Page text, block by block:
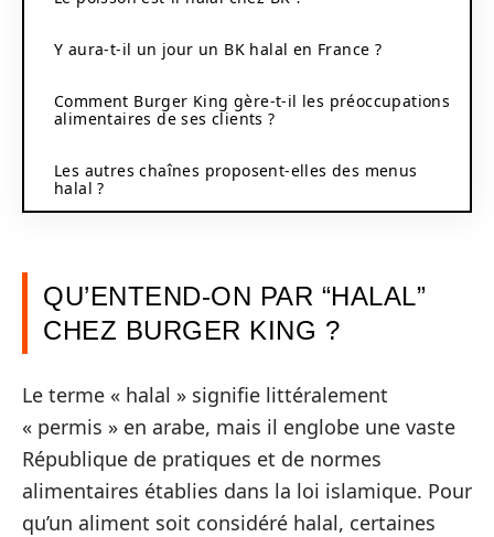
Y aura-t-il un jour un BK halal en France ?
Comment Burger King gère-t-il les préoccupations
alimentaires de ses clients ?
Les autres chaînes proposent-elles des menus
halal ?
QU’ENTEND-ON PAR “HALAL”
CHEZ BURGER KING ?
Le terme « halal » signifie littéralement
« permis » en arabe, mais il englobe une vaste
République de pratiques et de normes
alimentaires établies dans la loi islamique. Pour
qu’un aliment soit considéré halal, certaines